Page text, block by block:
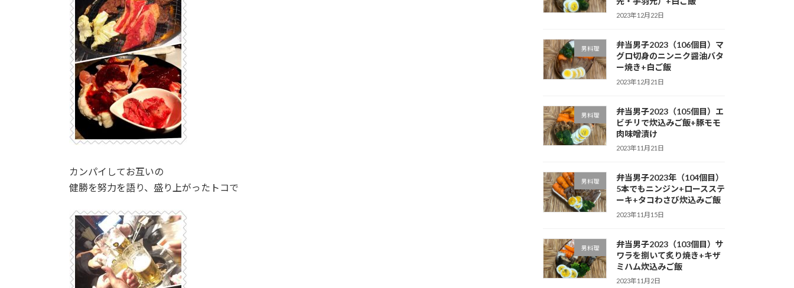
カンパイしてお互いの
健勝を努力を語り、盛り上がったトコで
2023年12月22日
男料理
弁当男子2023（106個目）マ
グロ切身のニンニク醤油バタ
ー焼き+白ご飯
2023年12月21日
男料理
弁当男子2023（105個目）エ
ビチリで炊込みご飯+豚モモ
肉味噌漬け
2023年11月21日
男料理
弁当男子2023年（104個目）
5本でもニンジン+ロースステ
ーキ+タコわさび炊込みご飯
2023年11月15日
男料理
弁当男子2023（103個目）サ
ワラを捌いて炙り焼き+キザ
ミハム炊込みご飯
2023年11月2日